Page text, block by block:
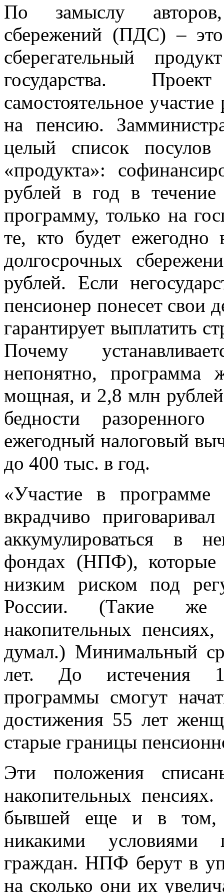
По замыслу
сбережений (ПДС) – это
сберегательный
государства.
самостоятельное
на пенсию.
целый список посулов
«продукта»:
рублей в год в
программу, только на
те, кто будет ежегодно
долгосрочных
рублей. Если
пенсионер понесет свои
гарантирует выплатить
Почему
непонятно, программа
мощная, и 2,8 млн рублей
бедности
ежегодный налоговый
до 400 тыс. в год.
«Участие в
вкрадчиво
аккумулироваться в
фондах (НПФ), которые
низким риском под
России. (Такие же
накопительных
думал.) Минимальный
лет. До истечения
программы смогут
достижения 55 лет
старые границы
Эти положения
накопительных
бывшей еще и в том,
никакими условиями
граждан. НПФ берут в
на сколько они их